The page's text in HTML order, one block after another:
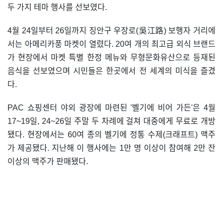
두 가지 테마 행사를 선보였다.
4월 24일부터 26일까지 징안구 우장로(吳江路) 보행자 거리에
서는 아메리카풍 마켓이 열렸다. 20여 개의 최고급 외식 브랜드
가 현장에서 마켓 특별 한정 메뉴와 무형문화유산으로 등재된
음식을 선보였으며 시민들은 한곳에서 전 세계의 미식을 즐겼
다.
PAC 쇼핑센터 야외 광장에 마련된 '벨기에 비어 가든'은 4월
17~19일, 24~26일 주말 두 차례에 걸쳐 대중에게 무료로 개방
됐다. 현장에서는 60여 종의 벨기에 정통 수제(크래프트) 맥주
가 제공됐다. 지난해 이 행사에는 1만 명 이상이 참여해 2만 잔
이상의 맥주가 판매됐다.